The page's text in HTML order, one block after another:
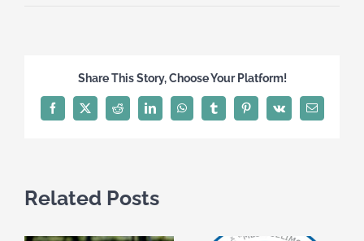
Share This Story, Choose Your Platform!
Facebook
X Reddit LinkedInWhatsAppTumblrPinterest
Vk Email
Related Posts